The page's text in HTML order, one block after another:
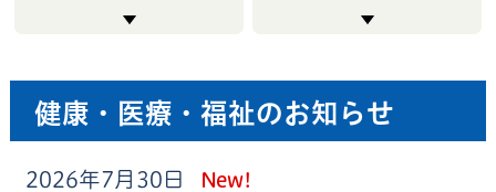
健康・医療・福祉のお知らせ
2026年7月30日 New!